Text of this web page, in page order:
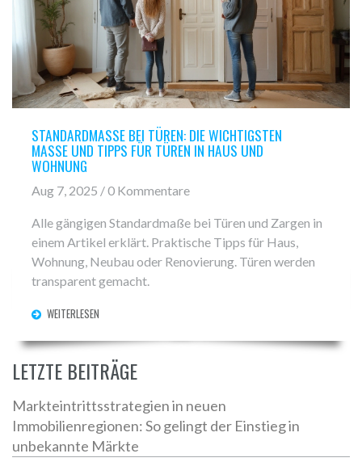
STANDARDMASSE BEI TÜREN: DIE WICHTIGSTEN M
ASSE UND TIPPS FÜR TÜREN IN HAUS UND WO
HNUNG
Aug 7, 2025 / 0 Kommentare
Alle gängigen Standardmaße bei Türen und Zargen in
einem Artikel erklärt. Praktische Tipps für Haus,
Wohnung, Neubau oder Renovierung. Türen werden
transparent gemacht.
WEITERLESEN
LETZTE BEITRÄGE
Markteintrittsstrategien in neuen
Immobilienregionen: So gelingt der Einstieg in
unbekannte Märkte